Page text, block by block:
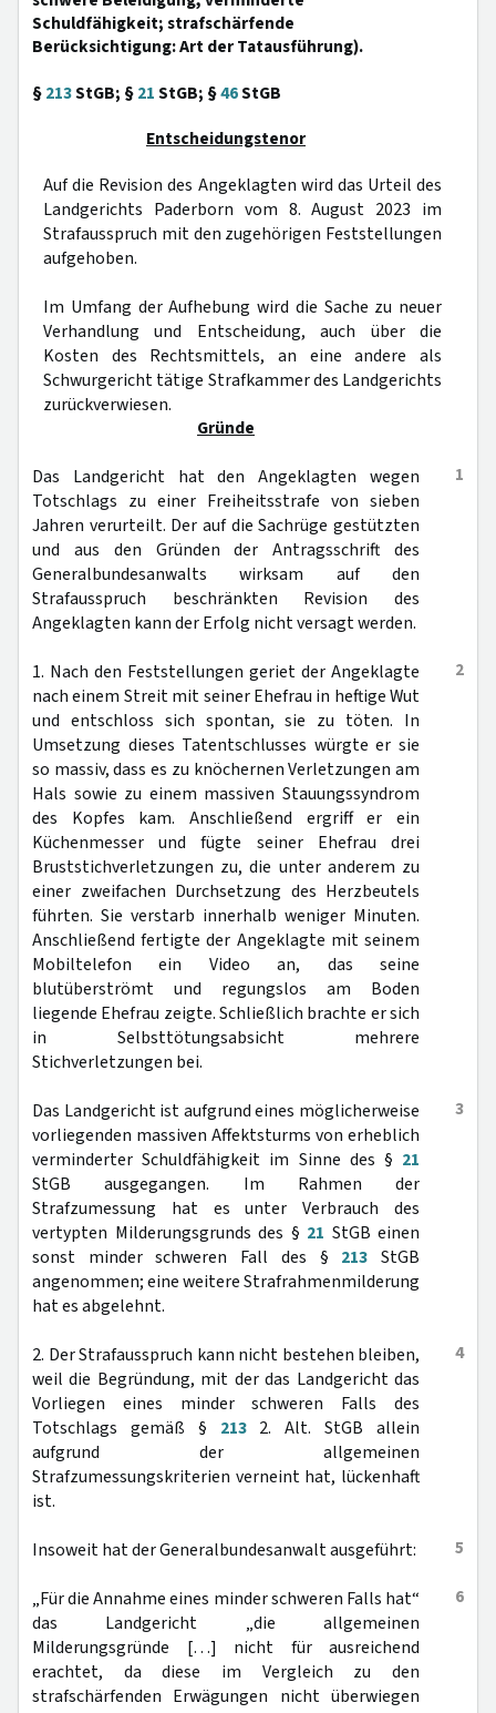
Schuldfähigkeit; strafschärfende
Berücksichtigung: Art der Tatausführung).
§213StGB; §21StGB; §46StGB
Entscheidungstenor
Auf die Revision des Angeklagten wird das Urteil des
Landgerichts Paderborn vom 8. August 2023 im
Strafausspruch mit den zugehörigen Feststellungen
aufgehoben.
Im Umfang der Aufhebung wird die Sache zu neuer
Verhandlung und Entscheidung, auch über die
Kosten des Rechtsmittels, an eine andere als
Schwurgericht tätige Strafkammer des Landgerichts
zurückverwiesen.
Gründe
1
Das Landgericht hat den Angeklagten wegen
Totschlags zu einer Freiheitsstrafe von sieben
Jahren verurteilt. Der auf die Sachrüge gestützten
und aus den Gründen der Antragsschrift des
Generalbundesanwalts wirksam auf den
Strafausspruch beschränkten Revision des
Angeklagten kann der Erfolg nicht versagt werden.
2
1. Nach den Feststellungen geriet der Angeklagte
nach einem Streit mit seiner Ehefrau in heftige Wut
und entschloss sich spontan, sie zu töten. In
Umsetzung dieses Tatentschlusses würgte er sie
so massiv, dass es zu knöchernen Verletzungen am
Hals sowie zu einem massiven Stauungssyndrom
des Kopfes kam. Anschließend ergriff er ein
Küchenmesser und fügte seiner Ehefrau drei
Bruststichverletzungen zu, die unter anderem zu
einer zweifachen Durchsetzung des Herzbeutels
führten. Sie verstarb innerhalb weniger Minuten.
Anschließend fertigte der Angeklagte mit seinem
Mobiltelefon ein Video an, das seine
blutüberströmt und regungslos am Boden
liegende Ehefrau zeigte. Schließlich brachte er sich
in Selbsttötungsabsicht mehrere
Stichverletzungen bei.
3
Das Landgericht ist aufgrund eines möglicherweise
vorliegenden massiven Affektsturms von erheblich
verminderter Schuldfähigkeit im Sinne des § 21
StGB ausgegangen. Im Rahmen der
Strafzumessung hat es unter Verbrauch des
vertypten Milderungsgrunds des § 21 StGB einen
sonst minder schweren Fall des § 213 StGB
angenommen; eine weitere Strafrahmenmilderung
hat es abgelehnt.
4
2. Der Strafausspruch kann nicht bestehen bleiben,
weil die Begründung, mit der das Landgericht das
Vorliegen eines minder schweren Falls des
Totschlags gemäß § 2132. Alt. StGB allein
aufgrund der allgemeinen
Strafzumessungskriterien verneint hat, lückenhaft
ist.
5
Insoweit hat der Generalbundesanwalt ausgeführt:
6
„Für die Annahme eines minder schweren Falls hat“
das Landgericht „die allgemeinen
Milderungsgründe […] nicht für ausreichend
erachtet, da diese im Vergleich zu den
strafschärfenden Erwägungen nicht überwiegen